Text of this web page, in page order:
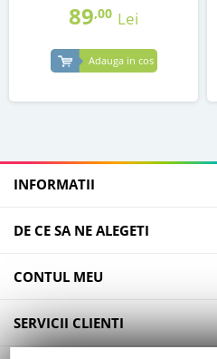
89,00 Lei
Adauga in cos
INFORMATII
DE CE SA NE ALEGETI
CONTUL MEU
SERVICII CLIENTI